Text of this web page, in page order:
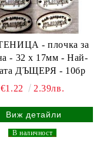
- плочка за
- 32 х 17мм - Най-
ДЪЩЕРЯ - 10бр
€1.22
2.39лв.
Виж детайли
В наличност